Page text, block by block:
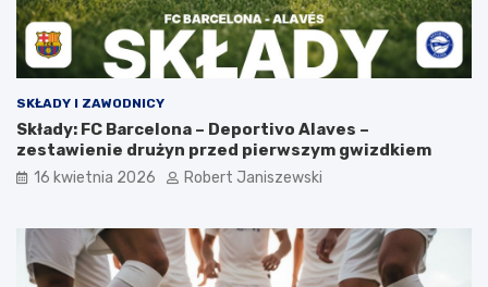
SKŁADY I ZAWODNICY
Składy: FC Barcelona – Deportivo Alaves –
zestawienie drużyn przed pierwszym gwizdkiem
16 kwietnia 2026 Robert Janiszewski